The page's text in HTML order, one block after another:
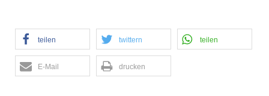
teilen twittern teilen
E-Mail drucken